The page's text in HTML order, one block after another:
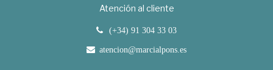
Atención al cliente
(+34) 91 304 33 03
atencion@marcialpons.es